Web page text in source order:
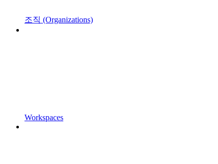
조직 (Organizations)
Workspaces